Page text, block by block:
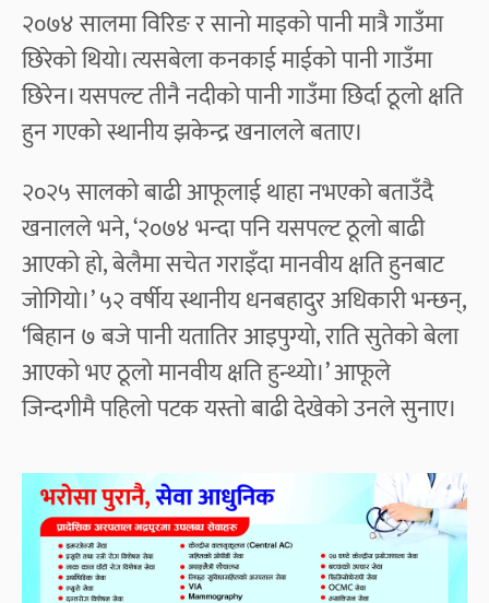
२०७४ सालमा विरिङ र सानो माइको पानी मात्रै गाउँमा
छिरेको थियो। त्यसबेला कनकाई माईको पानी गाउँमा
छिरेन। यसपल्ट तीनै नदीको पानी गाउँमा छिर्दा ठूलो क्षति
हुन गएको स्थानीय झकेन्द्र खनालले बताए।
२०२५ सालको बाढी आफूलाई थाहा नभएको बताउँदै
खनालले भने, ‘२०७४ भन्दा पनि यसपल्ट ठूलो बाढी
आएको हो, बेलैमा सचेत गराइँदा मानवीय क्षति हुनबाट
जोगियो।’ ५२ वर्षीय स्थानीय धनबहादुर अधिकारी भन्छन्,
‘बिहान ७ बजे पानी यतातिर आइपुग्यो, राति सुतेको बेला
आएको भए ठूलो मानवीय क्षति हुन्थ्यो।’ आफूले
जिन्दगीमै पहिलो पटक यस्तो बाढी देखेको उनले सुनाए।